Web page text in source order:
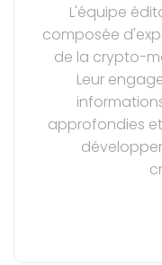
L'équipe
composée
de la crypto-
Leur
approfondies